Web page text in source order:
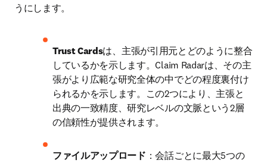
うにします。
Trust Cardsは、主張が引用元とどのように整合
しているかを示します。Claim Radarは、その主
張がより広範な研究全体の中でどの程度裏付け
られるかを示します。この2つにより、主張と
出典の一致精度、研究レベルの文脈という2層
の信頼性が提供されます。
ファイルアップロード ：会話ごとに最大5つの